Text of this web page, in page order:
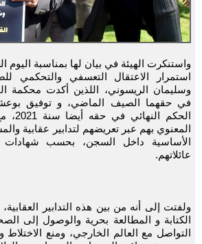
واستنكرت الهيئة في بيان لها بمناسبة اليوم العالمي لحرية الصحافة،
استمرار الاعتقال التعسفي والتحكمي
وسليمان الريسوني، اللذين أكدت محكمة
في حقهما الصيف الماضي، و توفيق
الحكم
المعنوي بهم عبر تعريضهم لتدابير عقابية
الأساسية داخل السجن، بحسب شهادات
عائلاتهم.
ولفتت إلى أنه من بين هذه التدابير
الكتابة و المطالعة بحرية والوصول إلى
التواصل مع العالم الخارجي، ومنع